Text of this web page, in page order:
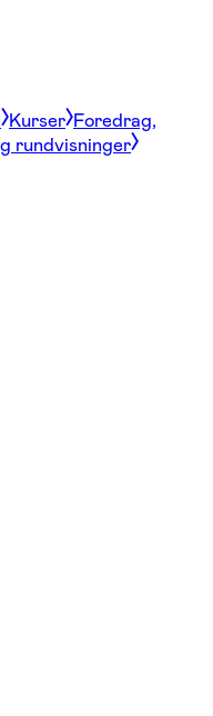
Kurser Foredrag,
rundvisninger